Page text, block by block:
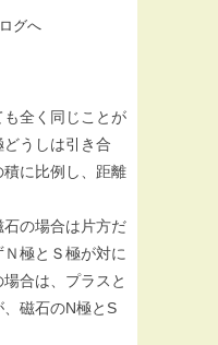
全く同じことが
うしは引き合
に比例し、距離
石の場合は片方だ
極とＳ極が対に
合は、プラスと
磁石のN極とS